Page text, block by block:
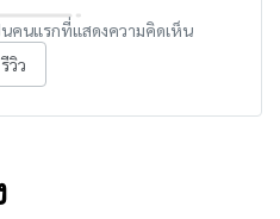
คนแรกที่แสดงความคิดเห็น
รีวิว